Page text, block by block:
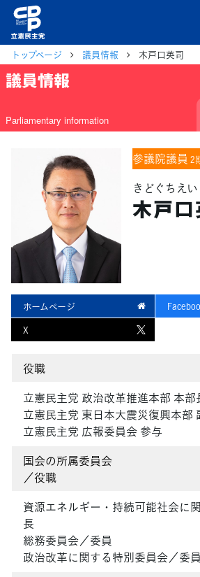
トップページ 議員情報 木戸口英司
議員情報
Parliamentary information
参議院議員 2
きどぐちえ
木戸口
ホームページ
X
役職
立憲民主党 政治改革推進本部 本
立憲民主党 東日本大震災復興本部
立憲民主党 広報委員会 参与
国会の所属委員会
／役職
資源エネルギー・持続可能社会に
長
総務委員会／委員
政治改革に関する特別委員会／委員